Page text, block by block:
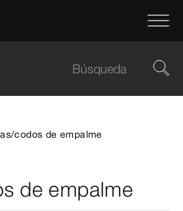
codos de empalme
de empalme